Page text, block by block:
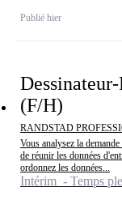
Publié hier
(F/H)
RANDSTAD
Vous analysez la
de réunir les données
ordonnez les données...
Intérim - Temps